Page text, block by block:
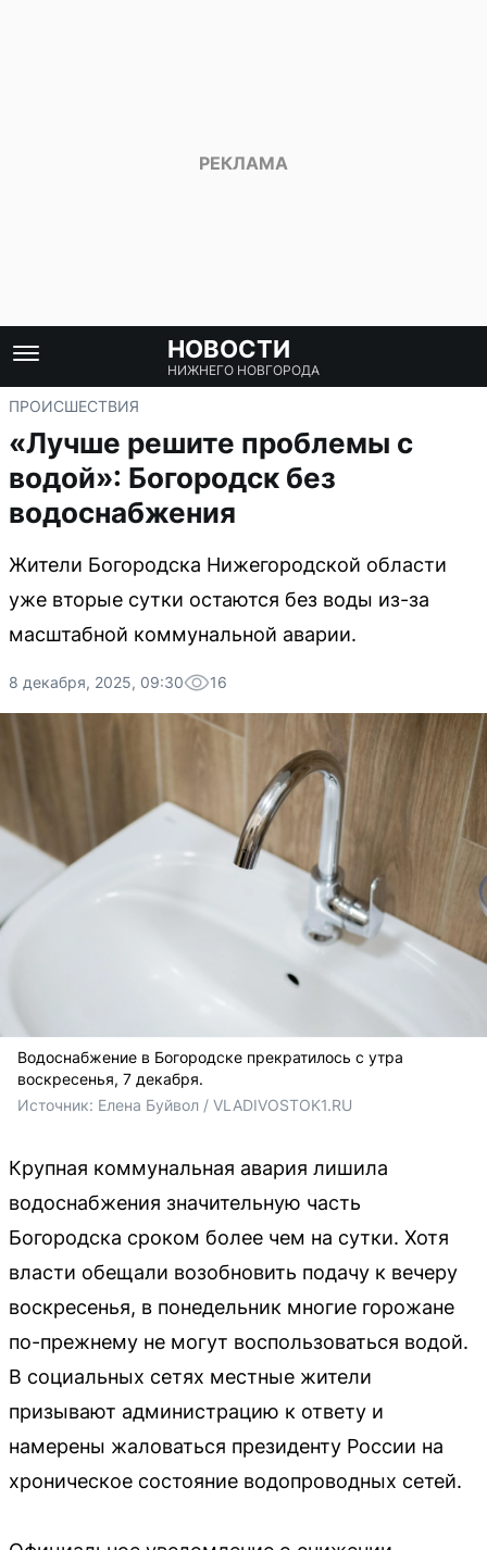
НОВОСТИ
НИЖНЕГО НОВГОРОДА
ПРОИСШЕСТВИЯ
«Лучше решите проблемы с
водой»: Богородск без
водоснабжения
Жители Богородска Нижегородской области
уже вторые сутки остаются без воды из-за
масштабной коммунальной аварии.
8 декабря, 2025, 09:30 16
Водоснабжение в Богородске прекратилось с утра
воскресенья, 7 декабря.
Источник: Елена Буйвол / VLADIVOSTOK1.RU
Крупная коммунальная авария лишила
водоснабжения значительную часть
Богородска сроком более чем на сутки. Хотя
власти обещали возобновить подачу к вечеру
воскресенья, в понедельник многие горожане
по-прежнему не могут воспользоваться водой.
В социальных сетях местные жители
призывают администрацию к ответу и
намерены жаловаться президенту России на
хроническое состояние водопроводных сетей.